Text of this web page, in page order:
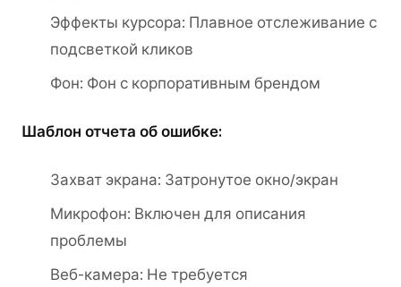
Эффекты курсора: Плавное отслеживание с
подсветкой кликов
Фон: Фон с корпоративным брендом
Шаблон отчета об ошибке:
Захват экрана: Затронутое окно/экран
Микрофон: Включен для описания
проблемы
Веб-камера: Не требуется